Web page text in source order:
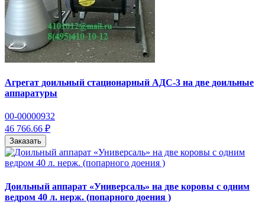
Агрегат доильный стационарный АДС-3 на две доильные
аппаратуры
00-00000932
46 766.66 ₽
Заказать
Доильный аппарат «Универсаль» на две коровы с одним
ведром 40 л. нерж. (попарного доения )